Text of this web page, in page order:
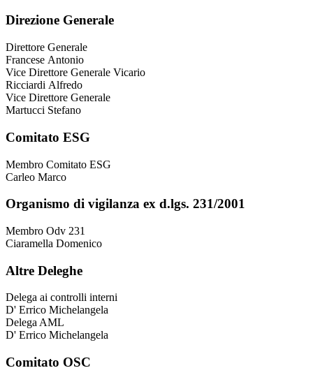
Direzione Generale
Direttore Generale
Francese Antonio
Vice Direttore Generale Vicario
Ricciardi Alfredo
Vice Direttore Generale
Martucci Stefano
Comitato ESG
Membro Comitato ESG
Carleo Marco
Organismo di vigilanza ex d.lgs. 231/2001
Membro Odv 231
Ciaramella Domenico
Altre Deleghe
Delega ai controlli interni
D' Errico Michelangela
Delega AML
D' Errico Michelangela
Comitato OSC